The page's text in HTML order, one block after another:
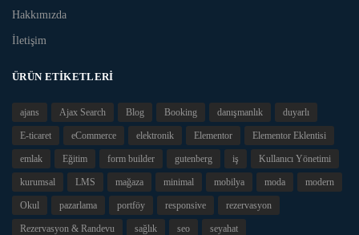
Hakkımızda
İletişim
ÜRÜN ETIKETLERI
ajans Ajax Search Blog Booking danışmanlık duyarlı
E-ticaret eCommerce elektronik Elementor Elementor Eklentisi
emlak Eğitim form builder gutenberg iş Kullanıcı Yönetimi
kurumsal LMS mağaza minimal mobilya moda modern
Okul pazarlama portföy responsive rezervasyon
Rezervasyon & Randevu sağlık seo seyahat